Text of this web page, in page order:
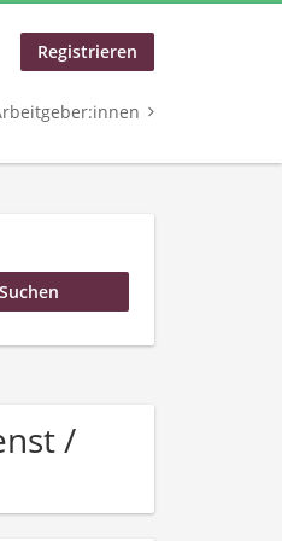
Registrieren
/